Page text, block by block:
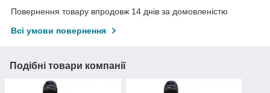
Повернення товару впродовж 14 днів за домовленістю
Всі умови повернення
Подібні товари компанії